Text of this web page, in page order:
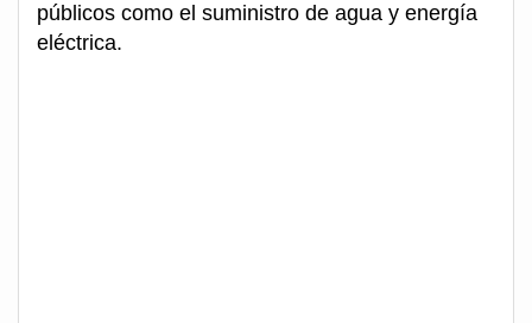
públicos como el suministro de agua y energía
eléctrica.